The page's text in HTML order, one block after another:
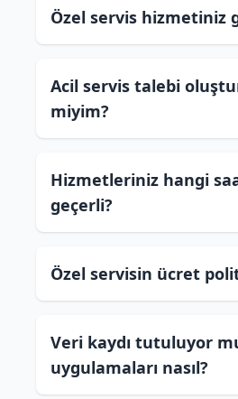
Özel servis hizmetiniz
Acil servis talebi
miyim?
Hizmetleriniz hangi
geçerli?
Özel servisin ücret
Veri kaydı tutuluyor
uygulamaları nasıl?